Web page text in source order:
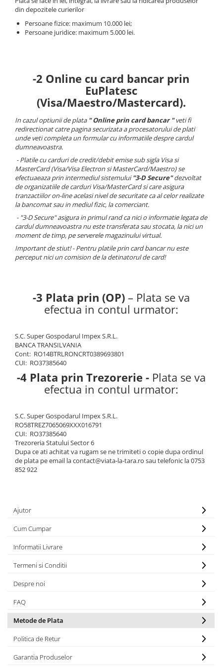
Masini de tuns iarba
Masini batut stalpi si accesorii
Motocultoare
Motoburghie si Accesorii
Motoburgie
Pompe de stropit atomizoare
Pompe de suprafata
Pompe submersibile
Piese si consumabile pentru
DRUJBE
Piese si consumabile pentru
MOTOCOSITORI
Plantatoare + Semanatori
Tocatoare fan, crengi, tulpini
Compresoare
Cricuri hidraulice
Ciocane rotopercutoare si
Capsatoare pneumatice
Despicatoare de busteni si
topoare
Disc taiat metal
Disc cu vidia pentru lemn
Echipamente de protectie
Echipamente cu Acumulatori 18V
Detoolz
Electrozi
Fierastraie electrice
Freze de zapada
Lampi solare
Masini de slefuit
Macarale si electopalane
Masini de tencuit
Masini de taiat placi ceramice /
gresie / faianta / parchet
Menghine
Motoare termice
Motoare electrice
Nivela de masurat
Pistoale de impact electrice si
Prelungitoare
Polizoare electrice de banc si
pornire
Scari metalice
Strungurii
Scule cu acumulator
Scule pentru electricieni
Racitoare de vin
Side-By-Side
Vitrine frigorifice
Blendere mixere
Butelie camping
Cuptoare
Cuptoare incorporabile
Cuptoare cu microunde
Cuptoare electrice
Friteuze
Climatizare si sisteme de incalzire
Aeroterme
Aer conditionat
Calorifere electrice
Convectoare
Purificatoare aer
Radiatoare
Ventilatoare
Ventilatoare Industriale
Deshidratoare
Dozatoare de apa
Fiare de calcat / Mese pentru
Hote
Hote Decorative
Hote Telescopice
Hote Traditionale
Accesorii, consumabile hote
Masini de tocat carne
Masini de spalat vase incorporabile
Masini de spalat vase
independente
Masini de spalat rufe
Masini de spalat rufe frontale
Masini de spalat rufe verticale
Procesare Blendere stick &
procesatoare alimente
Echipamente si accesorii bar
Chiuvete, robinete si filtre
Mobilier de inox
Pizza, paste si kebab
Portelan, tacamuri si articole
Tavi gastronorm/Accesorii
din depozitele curierilor
Persoane fizice: maximum 10.000 lei;
Persoane juridice: maximum 5.000 lei.
-2 Online cu card bancar prin
EuPlatesc
(Visa/Maestro/Mastercard).
In cazul optiunii de plata " Online prin card bancar "veti fi
redirectionat catre pagina securizata a procesatorului de plati
unde veti completa un formular cu informatiile despre cardul
dumneavoastra.
- Platile cu carduri de credit/debit emise sub sigla Visa si
MasterCard (Visa/Visa Electron si MasterCard/Maestro)se
efectuaeaza prin intermediul sistemului"3-D Secure"dezvoltat
de organizatiile de carduri Visa/MasterCard si care asigura
tranzactiilor on-line acelasi nivel de securitate ca al celor realizate
la bancomat sau in mediul fizic, la comerciant.
- "3-D Secure" asigura in primul rand ca nici o informatie legata de
cardul dumneavoastra nu este transferata sau stocata, la nici un
moment de timp, pe serverele magazinului virtual.
Important de stiut! - Pentru platile prin card bancar nu este
perceput nici un comision de la detinatorul de card!
-3 Plata prin (OP) – Plata se va
efectua in contul urmator:
S.C. Super Gospodarul Impex S.R.L.
BANCA TRANSILVANIA
Cont: RO14BTRLRONCRT0389693801
CUI: RO37385640
-4 Plata prin Trezorerie - Plata se va
efectua in contul urmator:
S.C. Super Gospodarul Impex S.R.L.
RO58TREZ7065069XXX016791
CUI: RO37385640
Trezoreria Statului Sector 6
Dupa ce ati achitat va rugam se ne trimiteti o copie dupa ordinul
de plata pe email la contact@viata-la-tara.ro sau telefonic la 0753
852 922
Ajutor
Cum Cumpar
Informatii Livrare
Termeni si Conditii
Despre noi
FAQ
Metode de Plata
Politica de Retur
Garantia Produselor